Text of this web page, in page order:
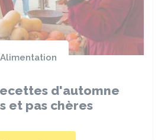
Alimentation
d'automne
et pas chères